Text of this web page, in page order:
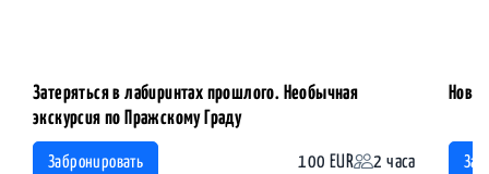
Затеряться в лабиринтах прошлого. Необычная
экскурсия по Пражскому Граду
Забронировать 100 EUR 2 часа